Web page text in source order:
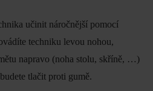
učinit náročnější pomocí
techniku levou nohou,
napravo (noha stolu, skříně, …)
tlačit proti gumě.